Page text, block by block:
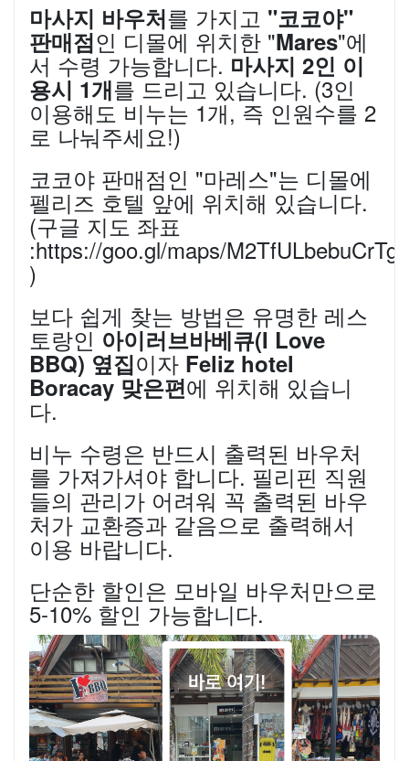
마사지 바우처를 가지고 "코코야"
판매점인 디몰에 위치한 "Mares"에
서 수령 가능합니다. 마사지 2인 이
용시 1개를 드리고 있습니다. (3인
이용해도 비누는 1개, 즉 인원수를 2
로 나눠주세요!)
코코야 판매점인 "마레스"는 디몰에
펠리즈 호텔 앞에 위치해 있습니다.
(구글 지도 좌표
:https://goo.gl/maps/
)
보다 쉽게 찾는 방법은 유명한 레스
토랑인아이러브바베큐(I Love
BBQ) 옆집이자 Feliz hotel
Boracay 맞은편에 위치해 있습니
다.
비누 수령은 반드시 출력된 바우처
를 가져가셔야 합니다. 필리핀 직원
들의 관리가 어려워 꼭 출력된 바우
처가 교환증과 같음으로 출력해서
이용 바랍니다.
단순한 할인은 모바일 바우처만으로
5-10% 할인 가능합니다.